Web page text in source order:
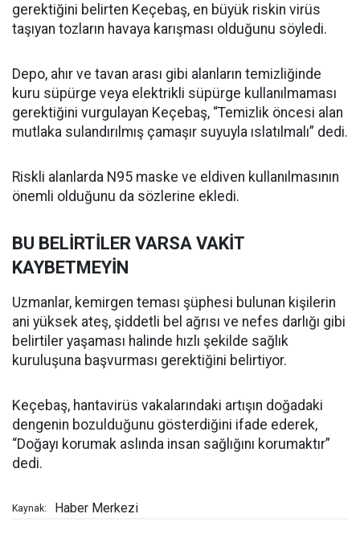
gerektiğini belirten Keçebaş, en büyük riskin virüs
taşıyan tozların havaya karışması olduğunu söyledi.
Depo, ahır ve tavan arası gibi alanların temizliğinde
kuru süpürge veya elektrikli süpürge kullanılmaması
gerektiğini vurgulayan Keçebaş, “Temizlik öncesi alan
mutlaka sulandırılmış çamaşır suyuyla ıslatılmalı” dedi.
Riskli alanlarda N95 maske ve eldiven kullanılmasının
önemli olduğunu da sözlerine ekledi.
BU BELİRTİLER VARSA VAKİT
KAYBETMEYİN
Uzmanlar, kemirgen teması şüphesi bulunan kişilerin
ani yüksek ateş, şiddetli bel ağrısı ve nefes darlığı gibi
belirtiler yaşaması halinde hızlı şekilde sağlık
kuruluşuna başvurması gerektiğini belirtiyor.
Keçebaş, hantavirüs vakalarındaki artışın doğadaki
dengenin bozulduğunu gösterdiğini ifade ederek,
“Doğayı korumak aslında insan sağlığını korumaktır”
dedi.
Kaynak: Haber Merkezi